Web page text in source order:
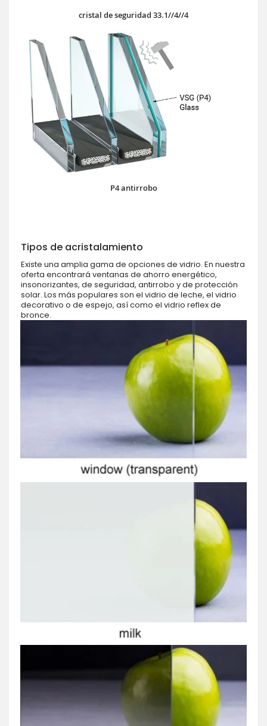
cristal de seguridad 33.1//4//4
P4 antirrobo
Tipos de acristalamiento
Existe una amplia gama de opciones de vidrio. En nuestra
oferta encontrará ventanas de ahorro energético,
insonorizantes, de seguridad, antirrobo y de protección
solar. Los más populares son el vidrio de leche, el vidrio
decorativo o de espejo, así como el vidrio reflex de
bronce.